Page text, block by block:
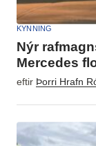
KYNNING
Nýr
Mercedes
eftir Þorri Hrafn